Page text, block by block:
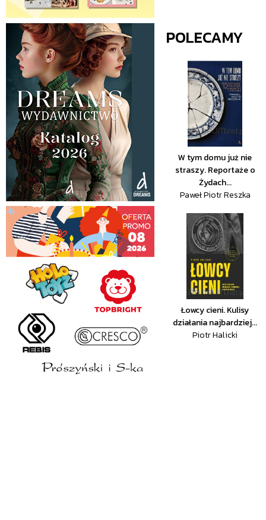
POLECAMY
W tym domu już nie
straszy. Reportaże o
Żydach...
Paweł Piotr Reszka
Łowcy cieni. Kulisy
działania najbardziej...
Piotr Halicki